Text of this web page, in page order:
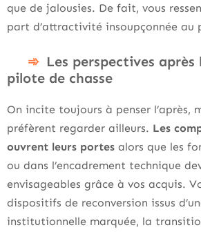
que de jalousies. De fait, vous
part d’attractivité insoupçonnée au
Les perspectives
pilote de chasse
On incite toujours à penser l’après,
préfèrent regarder ailleurs. Les
ouvrent leurs portes alors que les
ou dans l’encadrement technique
envisageables grâce à vos acquis.
dispositifs de reconversion issus
institutionnelle marquée, la